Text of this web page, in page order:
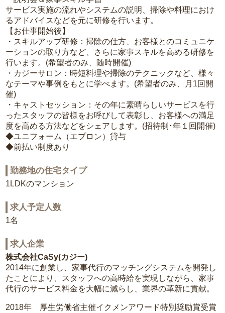
サービス実施の流れやシステムの説明、掃除や料理におけ
るアドバイスなどを元に研修を行います。
【お仕事開始後】
・スキルアップ研修：掃除の仕方、お客様とのコミュニケ
ーションの取り方など、さらに家事スキルを高める研修を
行います。(希望者のみ、随時開催)
・カジーサロン：時短料理や掃除のテクニックなど、様々
なテーマや事例をもとに学べます。(希望者のみ、月1回開
催)
・キャストセッション：その年に素晴らしいサービスを行
ったスタッフの皆様をお呼びして表彰し、お客様への満足
度を高める方法などをシェアします。(招待制･年１回開催)
◆ユニフォーム（エプロン）貸与
◆前払い制度あり
勤務地の住宅タイプ
1LDKのマンション
求人予定人数
1名
求人企業
株式会社CaSy(カジー)
2014年に創業し、家事代行のマッチングシステムを開発し
たことにより、スタッフへの高時給を実現しながら、家事
代行のサービス料金を大幅に減らし、業界の革新に貢献。
2018年 厚生労働省主催イクメンアワード特別奨励賞受賞